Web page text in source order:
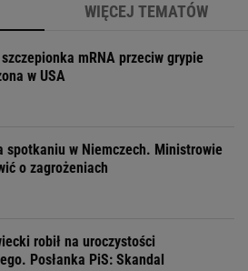
WIĘCEJ TEMATÓW
szczepionka mRNA przeciw grypie
w USA
spotkaniu w Niemczech. Ministrowie
o zagrożeniach
robił na uroczystości
Posłanka PiS: Skandal